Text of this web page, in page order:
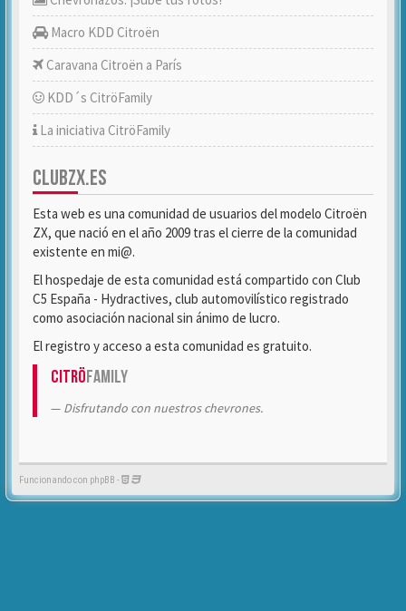
Macro KDD Citroën
Caravana Citroën a París
KDD´s CitröFamily
La iniciativa CitröFamily
CLUBZX.ES
Esta web es una comunidad de usuarios del modelo Citroën
ZX, que nació en el año 2009 tras el cierre de la comunidad
existente en mi@.
El hospedaje de esta comunidad está compartido con Club
C5 España - Hydractives, club automovilístico registrado
como asociación nacional sin ánimo de lucro.
El registro y acceso a esta comunidad es gratuito.
CitröFamily
Disfrutando con nuestros chevrones.
Funcionando con phpBB -